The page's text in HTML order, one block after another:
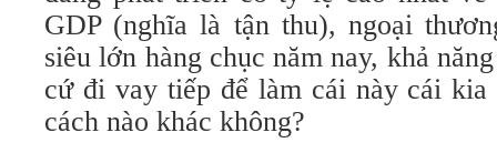
GDP (nghĩa là tận thu), ngoại
siêu lớn hàng chục năm nay, khả
cứ đi vay tiếp để làm cái này cái kia
cách nào khác không?